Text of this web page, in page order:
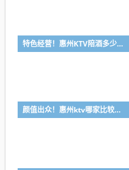
特色经营！惠州KTV陪酒多少钱-首选凯丽华酒店KTV会所消费行情推荐
颜值出众！惠州ktv哪家比较好-首选金叶酒店ktv会所消费行情推荐